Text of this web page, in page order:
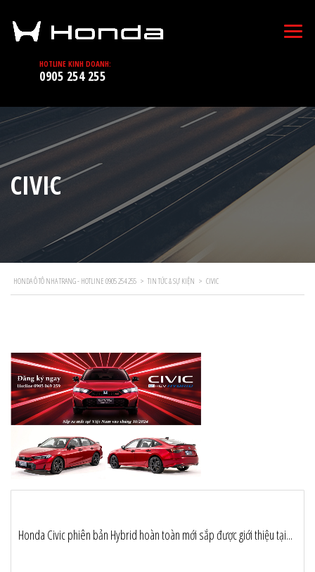
HOTLINE KINH DOANH:
0905 254 255
CIVIC
HONDA Ô TÔ NHA TRANG - HOTLINE 0905 254 255 > TIN TỨC & SỰ KIỆN > CIVIC
Honda Civic phiên bản Hybrid hoàn toàn mới sắp được giới thiệu tại...